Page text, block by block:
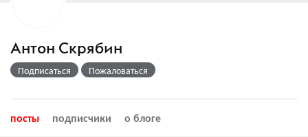
Антон Скрябин
Подписаться Пожаловаться
посты подписчики о блоге